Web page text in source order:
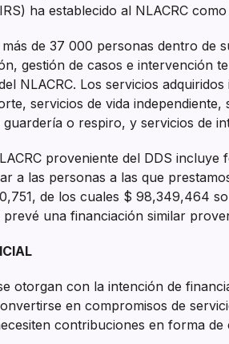
ha establecido al NLACRC
más de 37 000 personas dentro
gestión de casos e intervención
NLACRC. Los servicios
servicios de vida
o respiro, y servicios de
proveniente del DDS
a las personas a las que
de los cuales $ 98,349,464
prevé una financiación similar
otorgan con la intención de
en compromisos de
contribuciones en forma